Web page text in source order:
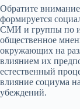
Обратите
формируется
СМИ и группы по
общественное
окружающих на
влиянием их
естественный
влияние социума
убеждений.